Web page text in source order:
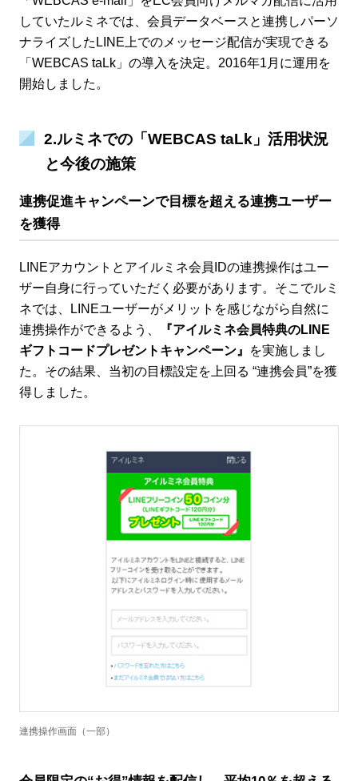
していたルミネでは、会員データベースと連携しパーソ
ナライズしたLINE上でのメッセージ配信が実現できる
「WEBCAS taLk」の導入を決定。2016年1月に運用を
開始しました。
2.ルミネでの「WEBCAS taLk」活用状況
と今後の施策
連携促進キャンペーンで目標を超える連携ユーザー
を獲得
LINEアカウントとアイルミネ会員IDの連携操作はユー
ザー自身に行っていただく必要があります。そこでルミ
ネでは、LINEユーザーがメリットを感じながら自然に
連携操作ができるよう、
『アイルミネ会員特典のLINE
ギフトコードプレゼントキャンペーン』
を実施しまし
た。その結果、当初の目標設定を上回る “連携会員”を獲
得しました。
連携操作画面（一部）